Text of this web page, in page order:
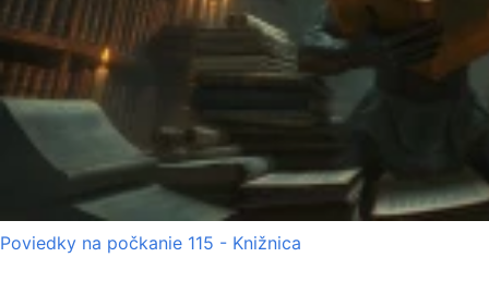
Poviedky na počkanie 115 - Knižnica